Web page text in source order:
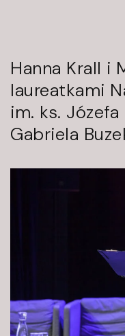
Hanna Krall i
laureatkami
im. ks.
Gabriela